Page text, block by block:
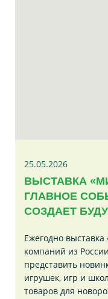
25.05.2026
ВЫСТАВКА
ГЛАВНОЕ
СОЗДАЕТ
Ежегодно
компаний из
представить
игрушек, игр и
товаров для